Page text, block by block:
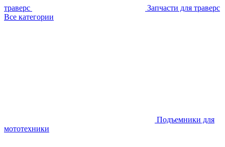
траверс
Запчасти для траверс
Все категории
Подъемники для
мототехники